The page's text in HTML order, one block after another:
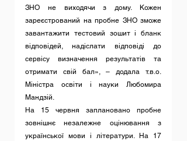
ЗНО не виходячи з дому. Кожен
зареєстрований на пробне ЗНО зможе
завантажити тестовий зошит і бланк
відповідей, надіслати відповіді до
сервісу визначення результатів та
отримати свій бал», – додала т.в.о.
Міністра освіти і науки Любомира
Мандзій.
На 15 червня заплановано пробне
зовнішнє незалежне оцінювання з
української мови і літератури. На 17